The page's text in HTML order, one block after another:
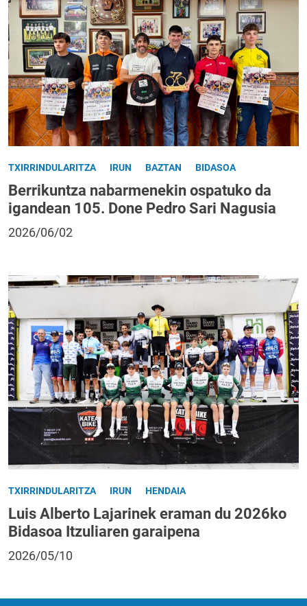
TXIRRINDULARITZA IRUN BAZTAN BIDASOA
Berrikuntza nabarmenekin ospatuko da
igandean 105. Done Pedro Sari Nagusia
2026/06/02
TXIRRINDULARITZA IRUN HENDAIA
Luis Alberto Lajarinek eraman du 2026ko
Bidasoa Itzuliaren garaipena
2026/05/10